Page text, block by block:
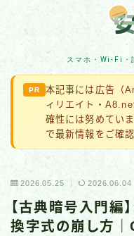
スマホ・Wi-Fi・
MENU
詐欺対策
住宅防犯
アカウント保護
スマホ・Wi-Fi・IoT
PR
本記事には広告（
ィリエイト・
確性には努めてい
で最新情報をご確
2026.05.25 2026.06.04
【古典暗号入門編
換字式の崩し方｜